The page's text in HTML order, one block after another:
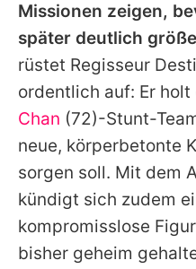
Missionen zeigen,
später deutlich
rüstet Regisseur
ordentlich auf: Er
Chan (72)-Stunt-
neue, körperbetonte
sorgen soll. Mit dem
kündigt sich zudem
kompromisslose
bisher geheim